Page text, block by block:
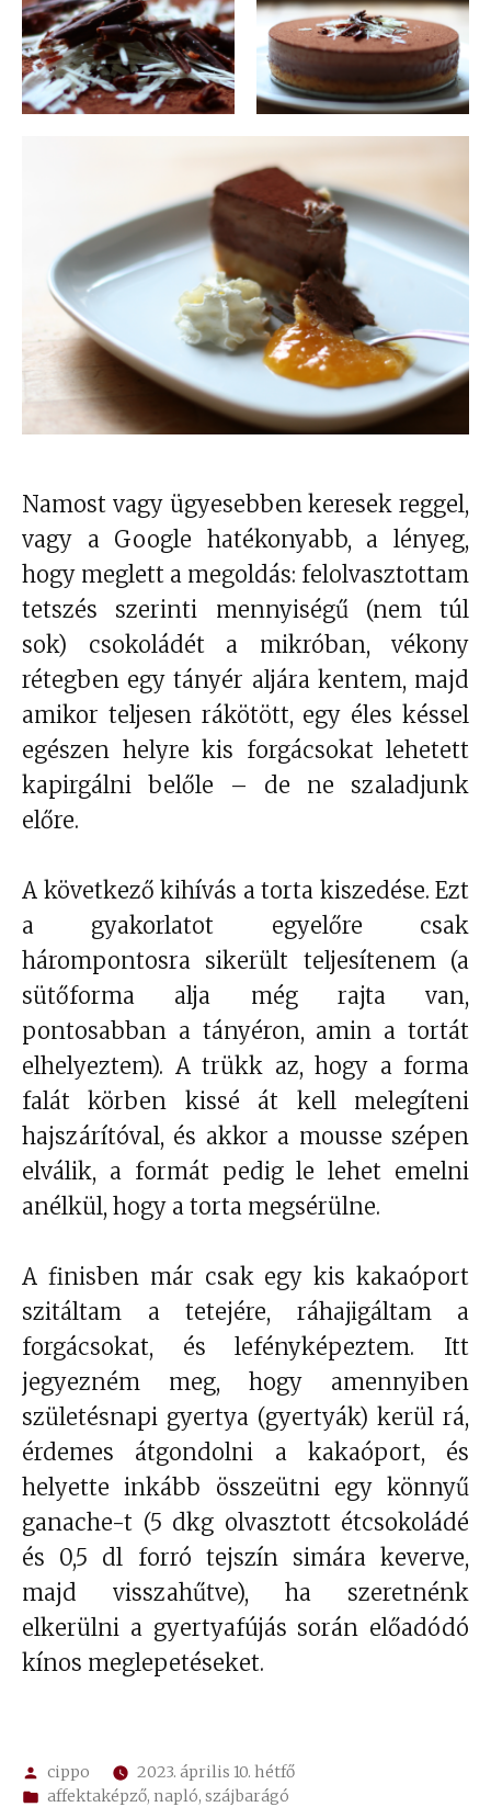
Namost vagy ügyesebben keresek reggel,
vagy a Google hatékonyabb, a lényeg,
hogy meglett a megoldás: felolvasztottam
tetszés szerinti mennyiségű (nem túl
sok) csokoládét a mikróban, vékony
rétegben egy tányér aljára kentem, majd
amikor teljesen rákötött, egy éles késsel
egészen helyre kis forgácsokat lehetett
kapirgálni belőle – de ne szaladjunk
előre.
A következő kihívás a torta kiszedése. Ezt
a gyakorlatot egyelőre csak
hárompontosra sikerült teljesítenem (a
sütőforma alja még rajta van,
pontosabban a tányéron, amin a tortát
elhelyeztem). A trükk az, hogy a forma
falát körben kissé át kell melegíteni
hajszárítóval, és akkor a mousse szépen
elválik, a formát pedig le lehet emelni
anélkül, hogy a torta megsérülne.
A finisben már csak egy kis kakaóport
szitáltam a tetejére, ráhajigáltam a
forgácsokat, és lefényképeztem. Itt
jegyezném meg, hogy amennyiben
születésnapi gyertya (gyertyák) kerül rá,
érdemes átgondolni a kakaóport, és
helyette inkább összeütni egy könnyű
ganache-t (5 dkg olvasztott étcsokoládé
és 0,5 dl forró tejszín simára keverve,
majd visszahűtve), ha szeretnénk
elkerülni a gyertyafújás során előadódó
kínos meglepetéseket.
Szerző:
cippo
2023. április 10. hétfő
Kategória:
affektaképző,napló,szájbarágó